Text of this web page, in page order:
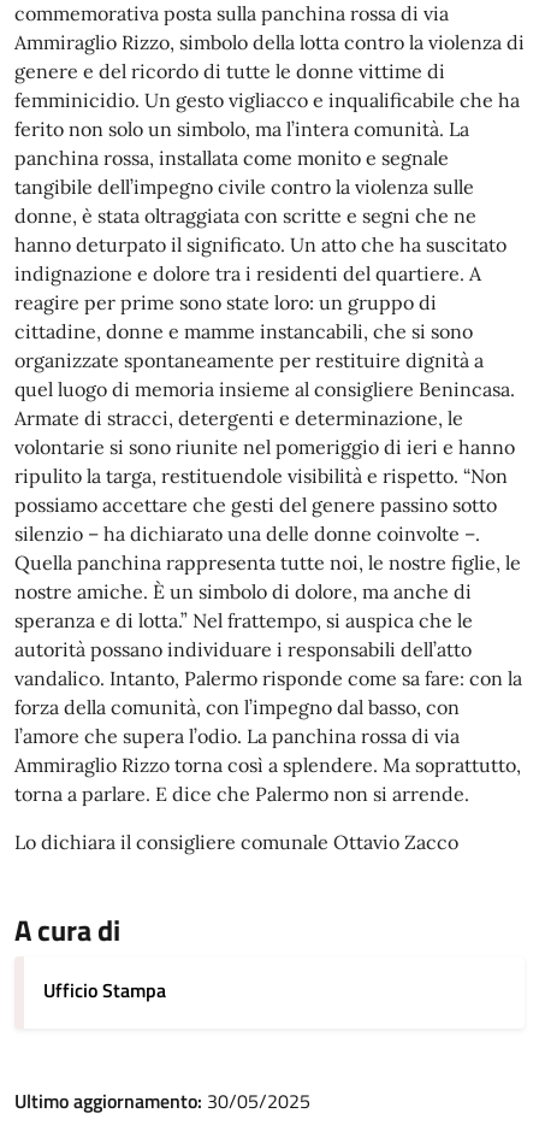
commemorativa posta sulla panchina rossa di via
Ammiraglio Rizzo, simbolo della lotta contro la violenza di
genere e del ricordo di tutte le donne vittime di
femminicidio. Un gesto vigliacco e inqualificabile che ha
ferito non solo un simbolo, ma l’intera comunità. La
panchina rossa, installata come monito e segnale
tangibile dell’impegno civile contro la violenza sulle
donne, è stata oltraggiata con scritte e segni che ne
hanno deturpato il significato. Un atto che ha suscitato
indignazione e dolore tra i residenti del quartiere. A
reagire per prime sono state loro: un gruppo di
cittadine, donne e mamme instancabili, che si sono
organizzate spontaneamente per restituire dignità a
quel luogo di memoria insieme al consigliere Benincasa.
Armate di stracci, detergenti e determinazione, le
volontarie si sono riunite nel pomeriggio di ieri e hanno
ripulito la targa, restituendole visibilità e rispetto. “Non
possiamo accettare che gesti del genere passino sotto
silenzio – ha dichiarato una delle donne coinvolte –.
Quella panchina rappresenta tutte noi, le nostre figlie, le
nostre amiche. È un simbolo di dolore, ma anche di
speranza e di lotta.” Nel frattempo, si auspica che le
autorità possano individuare i responsabili dell’atto
vandalico. Intanto, Palermo risponde come sa fare: con la
forza della comunità, con l’impegno dal basso, con
l’amore che supera l’odio. La panchina rossa di via
Ammiraglio Rizzo torna così a splendere. Ma soprattutto,
torna a parlare. E dice che Palermo non si arrende.
Lo dichiara il consigliere comunale Ottavio Zacco
A cura di
Ufficio Stampa
Ultimo aggiornamento: 30/05/2025